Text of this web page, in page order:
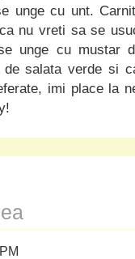
unge cu unt.
nu vreti sa se
unge cu mustar
de salata verde si
imi place la